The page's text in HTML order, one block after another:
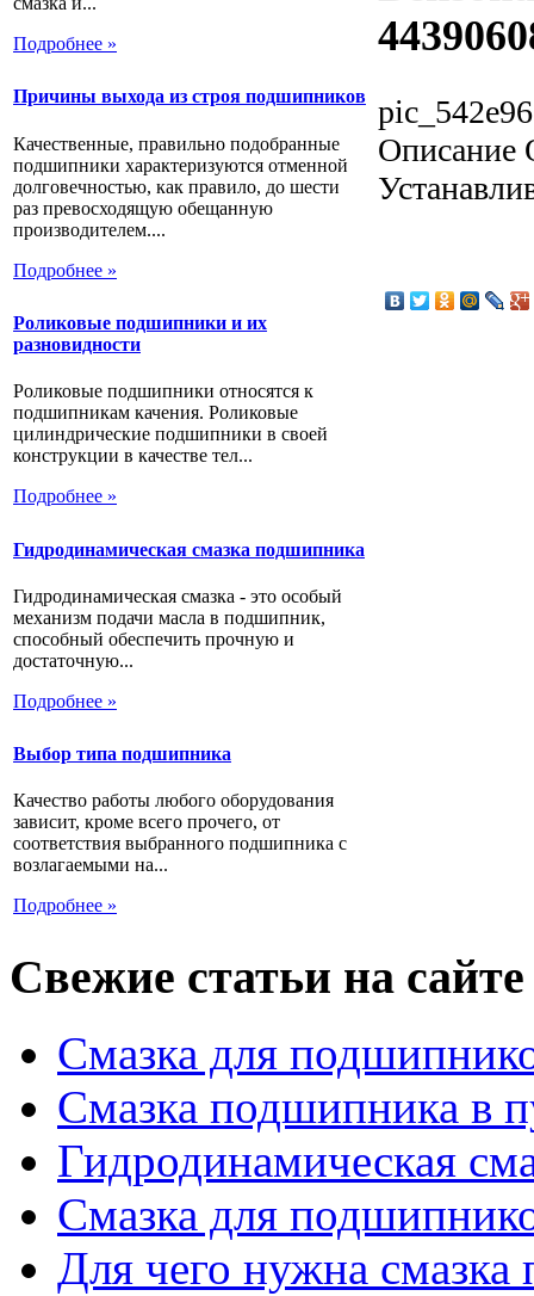
Подробнее »
Причины выхода из строя подшипников
Качественные, правильно подобранные
подшипники характеризуются отменной
долговечностью, как правило, до шести
раз превосходящую обещанную
производителем....
Подробнее »
Роликовые подшипники и их
разновидности
Роликовые подшипники относятся к
подшипникам качения. Роликовые
цилиндрические подшипники в своей
конструкции в качестве тел...
Подробнее »
Гидродинамическая смазка подшипника
Гидродинамическая смазка - это особый
механизм подачи масла в подшипник,
способный обеспечить прочную и
достаточную...
Подробнее »
Выбор типа подшипника
Качество работы любого оборудования
зависит, кроме всего прочего, от
соответствия выбранного подшипника с
возлагаемыми на...
Подробнее »
Описание
Свежие статьи на сайте
Смазка для
Смазка подшипника в
Гидродинамическая
Смазка для
Для чего нужна